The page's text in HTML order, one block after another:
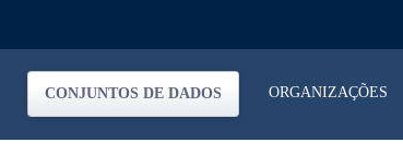
CONJUNTOS DE DADOS ORGANIZAÇÕES